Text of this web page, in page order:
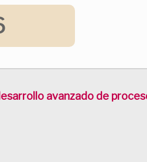
avanzado de